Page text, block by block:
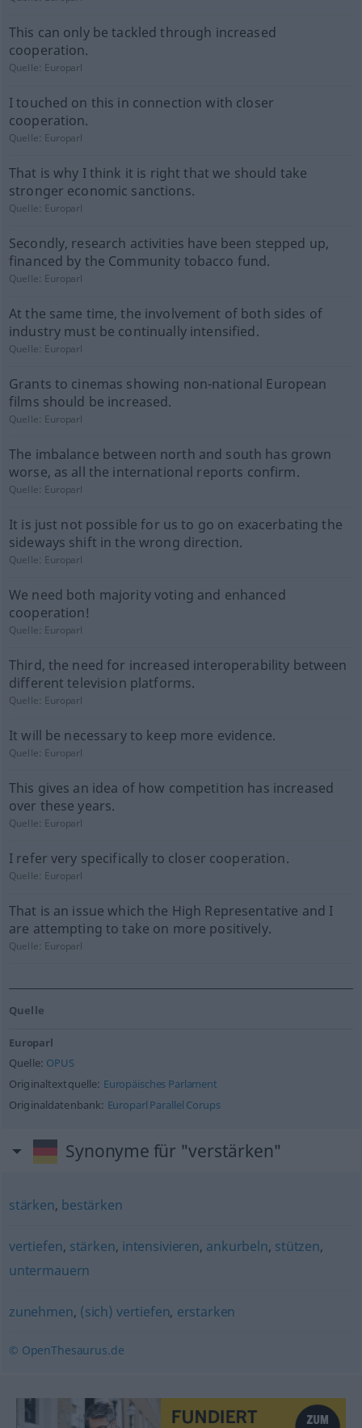
This can only be tackled through increased
cooperation.
Quelle: Europarl
I touched on this in connection with closer
cooperation.
Quelle: Europarl
That is why I think it is right that we should take
stronger economic sanctions.
Quelle: Europarl
Secondly, research activities have been stepped up,
financed by the Community tobacco fund.
Quelle: Europarl
At the same time, the involvement of both sides of
industry must be continually intensified.
Quelle: Europarl
Grants to cinemas showing non-national European
films should be increased.
Quelle: Europarl
The imbalance between north and south has grown
worse, as all the international reports confirm.
Quelle: Europarl
It is just not possible for us to go on exacerbating the
sideways shift in the wrong direction.
Quelle: Europarl
We need both majority voting and enhanced
cooperation!
Quelle: Europarl
Third, the need for increased interoperability between
different television platforms.
Quelle: Europarl
It will be necessary to keep more evidence.
Quelle: Europarl
This gives an idea of how competition has increased
over these years.
Quelle: Europarl
I refer very specifically to closer cooperation.
Quelle: Europarl
That is an issue which the High Representative and I
are attempting to take on more positively.
Quelle: Europarl
Quelle
Europarl
Quelle: OPUS
Originaltextquelle: Europäisches Parlament
Originaldatenbank: Europarl Parallel Corups
Synonyme für "verstärken"
stärken, bestärken
vertiefen, stärken, intensivieren, ankurbeln, stützen,
untermauern
zunehmen, (sich) vertiefen, erstarken
© OpenThesaurus.de